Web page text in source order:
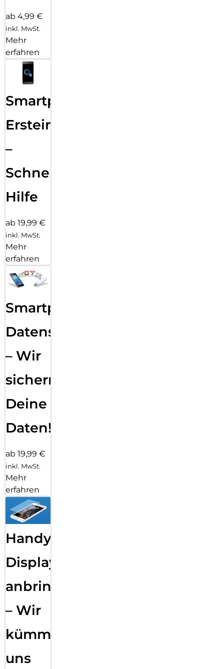
ab 4,99 €
inkl. MwSt.
Mehr
erfahren
Smartphone
Ersteinrichtung
–
Schnelle
Hilfe
ab 19,99 €
inkl. MwSt.
Mehr
erfahren
Smartphone
Datensicherung
– Wir
sichern
Deine
Daten!
ab 19,99 €
inkl. MwSt.
Mehr
erfahren
Handy
Displayfolie
anbringen
– Wir
kümmern
uns